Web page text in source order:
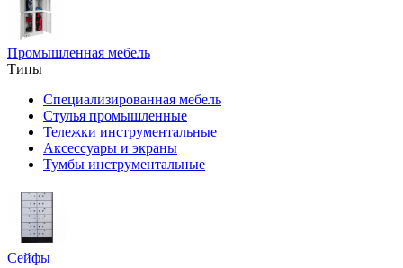
Промышленная мебель
Типы
Специализированная мебель
Стулья промышленные
Тележки инструментальные
Аксессуары и экраны
Тумбы инструментальные
Сейфы